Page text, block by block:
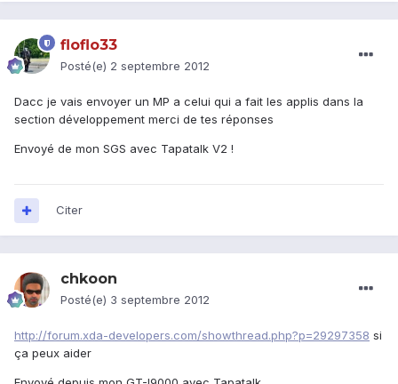
floflo33
Posté(e) 2 septembre 2012
Dacc je vais envoyer un MP a celui qui a fait les applis dans la
section développement merci de tes réponses
Envoyé de mon SGS avec Tapatalk V2 !
Citer
chkoon
Posté(e) 3 septembre 2012
http://forum.xda-developers.com/showthread.php?p=29297358 si
ça peux aider